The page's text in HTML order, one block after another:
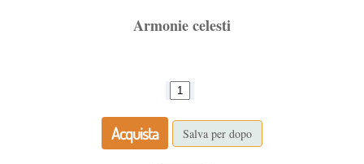
Armonie celesti
Acquista Salva per dopo